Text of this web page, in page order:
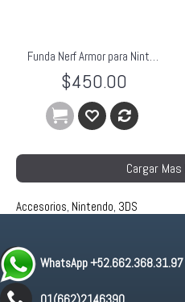
Funda Nerf Armor para Nintendo 3DS XL Naranja
$450.00
Cargar
Accesorios, Nintendo, 3DS
WhatsApp +52.662.368.31.97